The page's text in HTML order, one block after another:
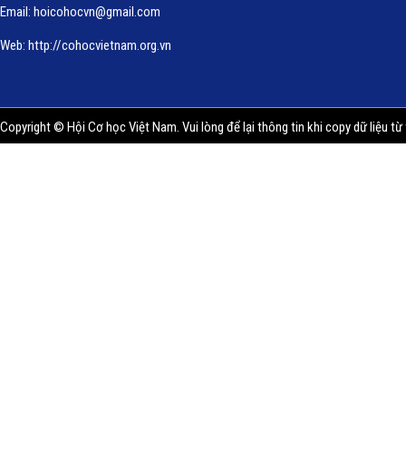
Email: hoicohocvn@gmail.com
Web: http://cohocvietnam.org.vn
Copyright © Hội Cơ học Việt Nam. Vui lòng để lại thông tin khi copy dữ liệu từ